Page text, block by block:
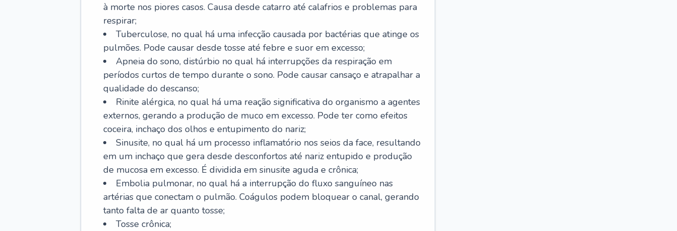
à morte nos piores casos. Causa desde catarro até calafrios e problemas para
respirar;
Tuberculose, no qual há uma infecção causada por bactérias que atinge os
pulmões. Pode causar desde tosse até febre e suor em excesso;
Apneia do sono, distúrbio no qual há interrupções da respiração em
períodos curtos de tempo durante o sono. Pode causar cansaço e atrapalhar a
qualidade do descanso;
Rinite alérgica, no qual há uma reação significativa do organismo a agentes
externos, gerando a produção de muco em excesso. Pode ter como efeitos
coceira, inchaço dos olhos e entupimento do nariz;
Sinusite, no qual há um processo inflamatório nos seios da face, resultando
em um inchaço que gera desde desconfortos até nariz entupido e produção
de mucosa em excesso. É dividida em sinusite aguda e crônica;
Embolia pulmonar, no qual há a interrupção do fluxo sanguíneo nas
artérias que conectam o pulmão. Coágulos podem bloquear o canal, gerando
tanto falta de ar quanto tosse;
Tosse crônica;